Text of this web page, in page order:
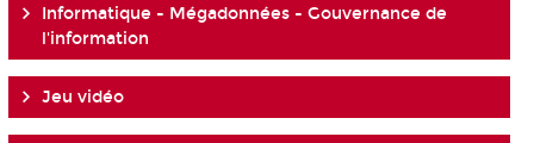
Informatique - Mégadonnées - Gouvernance de
l'information
Jeu vidéo